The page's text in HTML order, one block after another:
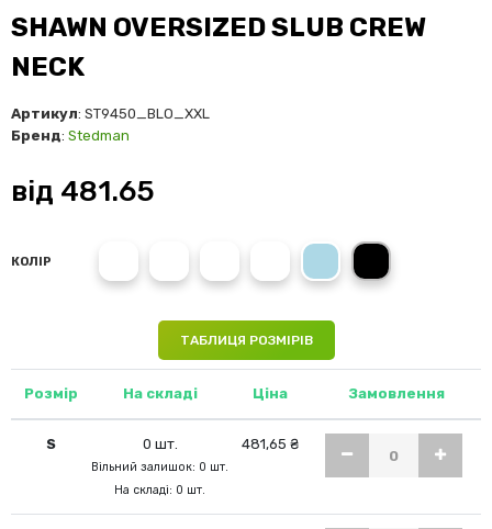
SHAWN OVERSIZED SLUB CREW
NECK
Артикул: ST9450_BLO_XXL
Бренд: Stedman
від 481.65
КОЛІР
Powder GreenPowder Blue
Black Opal
ТАБЛИЦЯ РОЗМІРІВ
Розмір На складі Ціна Замовлення
S 0 шт.
Вільний залишок: 0 шт.
На складі: 0 шт.
481,65 ₴